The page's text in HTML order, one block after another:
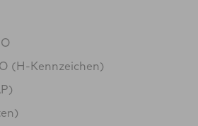
(H-Kennzeichen)